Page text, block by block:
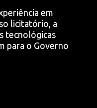
em
licitatório, a
tecnológicas
para o Governo